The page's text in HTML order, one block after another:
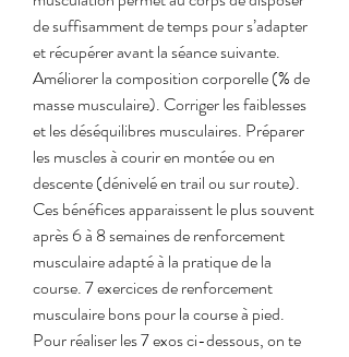
de suffisamment de temps pour s’adapter
et récupérer avant la séance suivante.
Améliorer la composition corporelle (% de
masse musculaire). Corriger les faiblesses
et les déséquilibres musculaires. Préparer
les muscles à courir en montée ou en
descente (dénivelé en trail ou sur route).
Ces bénéfices apparaissent le plus souvent
après 6 à 8 semaines de renforcement
musculaire adapté à la pratique de la
course. 7 exercices de renforcement
musculaire bons pour la course à pied.
Pour réaliser les 7 exos ci-dessous, on te